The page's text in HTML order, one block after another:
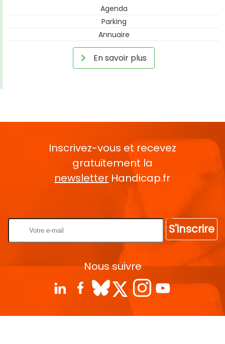
Agenda
Parking
Annuaire
En savoir plus
Inscrivez-vous et recevez
gratuitement la
newsletter Handicap.fr
S'inscrire
Nous suivre